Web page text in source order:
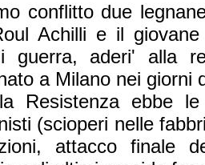
conflitto due
Achilli e il
guerra, aderi' alla
a Milano nei giorni
Resistenza ebbe
(scioperi nelle
attacco finale